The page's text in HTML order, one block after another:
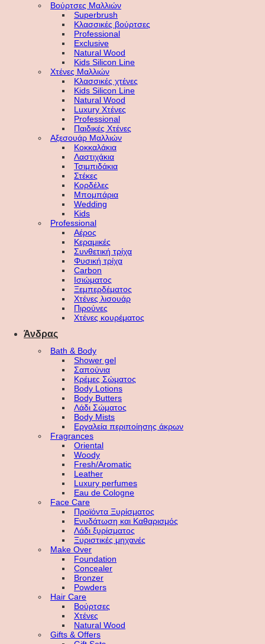
Βούρτσες Μαλλιών
Superbrush
Κλασσικές βούρτσες
Professional
Exclusive
Natural Wood
Kids Silicon Line
Χτένες Μαλλιών
Κλασσικές χτένες
Kids Silicon Line
Natural Wood
Luxury Χτένες
Professional
Παιδικές Χτένες
Αξεσουάρ Μαλλιών
Κοκκαλάκια
Λαστιχάκια
Τσιμπιδάκια
Στέκες
Κορδέλες
Μπομπάρια
Wedding
Kids
Professional
Αέρος
Κεραμικές
Συνθετική τρίχα
Φυσική τρίχα
Carbon
Ισιώματος
Ξεμπερδέματος
Χτένες λισουάρ
Πιρούνες
Χτένες κουρέματος
Άνδρας
Bath & Body
Shower gel
Σαπούνια
Κρέμες Σώματος
Body Lotions
Body Butters
Λάδι Σώματος
Body Mists
Εργαλεία περιποίησης άκρων
Fragrances
Oriental
Woody
Fresh/Aromatic
Leather
Luxury perfumes
Eau de Cologne
Face Care
Προϊόντα Ξυρίσματος
Ενυδάτωση και Καθαρισμός
Λάδι ξυρίσματος
Ξυριστικές μηχανές
Make Over
Foundation
Concealer
Bronzer
Powders
Hair Care
Βούρτσες
Χτένες
Natural Wood
Gifts & Offers